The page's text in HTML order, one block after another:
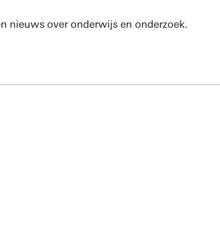
nieuws over onderwijs en onderzoek.